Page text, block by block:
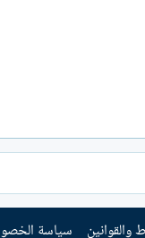
والقوانين سياسة